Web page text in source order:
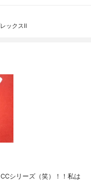
ックスⅡ
シリーズ（笑）！！私は